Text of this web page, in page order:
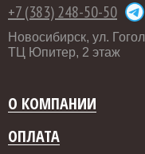
+7 (383) 248-50-50
Новосибирск, ул.
ТЦ Юпитер, 2 этаж
О КОМПАНИИ
ОПЛАТА